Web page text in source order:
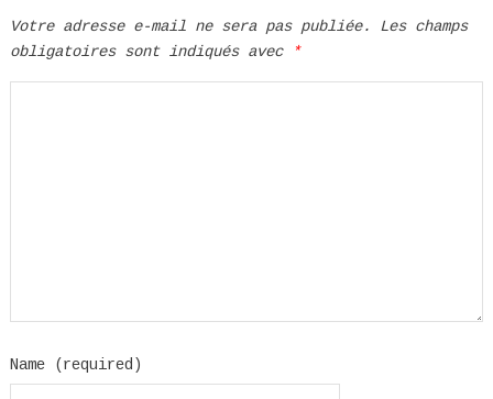
Votre adresse e-mail ne sera pas publiée.
Les champs
obligatoires sont indiqués avec
*
Name (required)